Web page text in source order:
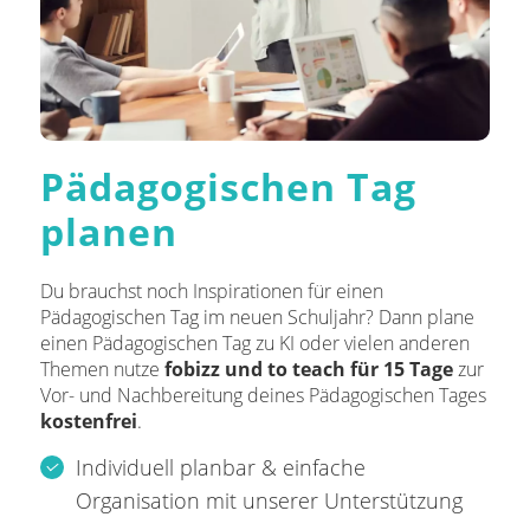
Pädagogischen Tag
planen
Du brauchst noch Inspirationen für einen
Pädagogischen Tag im neuen Schuljahr? Dann plane
einen Pädagogischen Tag zu KI oder vielen anderen
Themen nutze fobizz und to teach für 15 Tagezur
Vor- und Nachbereitung deines Pädagogischen Tages
kostenfrei.
Individuell planbar & einfache
Organisation mit unserer Unterstützung